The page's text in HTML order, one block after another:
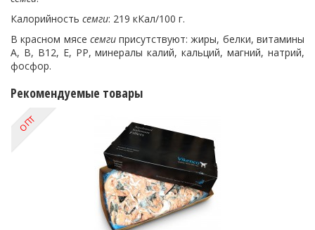
Калорийность семги: 219 кКал/100 г.
В красном мясе семгиприсутствуют: жиры, белки, витамины
А, В, В12, Е, PP, минералы калий, кальций, магний, натрий,
фосфор.
Рекомендуемые товары
ОПТ